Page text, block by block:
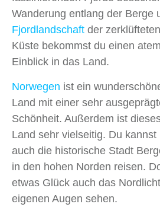
Wanderung entlang der Berge
Fjordlandschaft der
Küste bekommst du einen
Einblick in das Land.
Norwegen ist ein
Land mit einer sehr
Schönheit. Außerdem ist
Land sehr vielseitig. Du
auch die historische Stadt
in den hohen Norden reisen.
etwas Glück auch das
eigenen Augen sehen.